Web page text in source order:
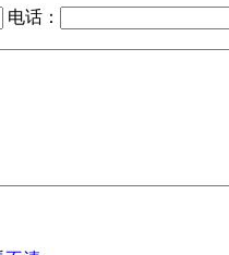
快速通道
鸟价